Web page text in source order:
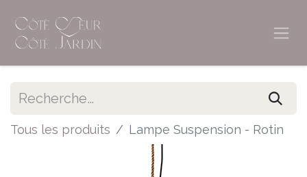
Tous les produits Lampe Suspension - Rotin